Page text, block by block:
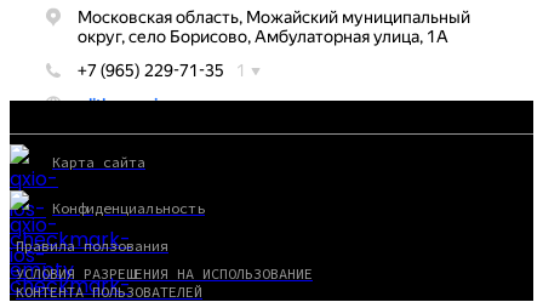
Карта сайта
Конфиденциальность
Правила ползования
УСЛОВИЯ РАЗРЕШЕНИЯ НА ИСПОЛЬЗОВАНИЕ
КОНТЕНТА ПОЛЬЗОВАТЕЛЕЙ